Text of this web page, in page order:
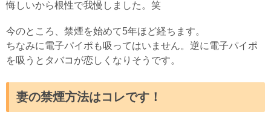
悔しいから根性で我慢しました。笑
今のところ、禁煙を始めて5年ほど経ちます。
ちなみに電子パイポも吸ってはいません。逆に電子パイポ
を吸うとタバコが恋しくなりそうです。
妻の禁煙方法はコレです！